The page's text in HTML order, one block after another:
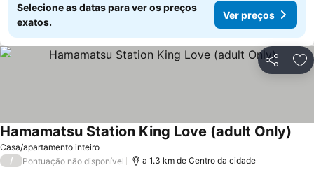
Selecione as datas para ver os preços
exatos.
Ver preços
Partilhar
Casa/apartamento inteiro
Hamamatsu Station King Love (adult Only)
/ Pontuação não disponível a 1.3 km de Centro da cidade